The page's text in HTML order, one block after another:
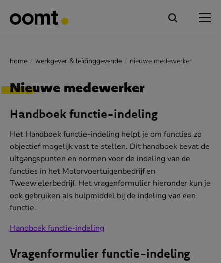
home werkgever & leidinggevende nieuwe medewerker
Nieuwe medewerker
Handboek functie-indeling
Het Handboek functie-indeling helpt je om functies zo
objectief mogelijk vast te stellen. Dit handboek bevat de
uitgangspunten en normen voor de indeling van de
functies in het Motorvoertuigenbedrijf en
Tweewielerbedrijf. Het vragenformulier hieronder kun je
ook gebruiken als hulpmiddel bij de indeling van een
functie.
Handboek functie-indeling
nieuw
Vragenformulier functie-indeling